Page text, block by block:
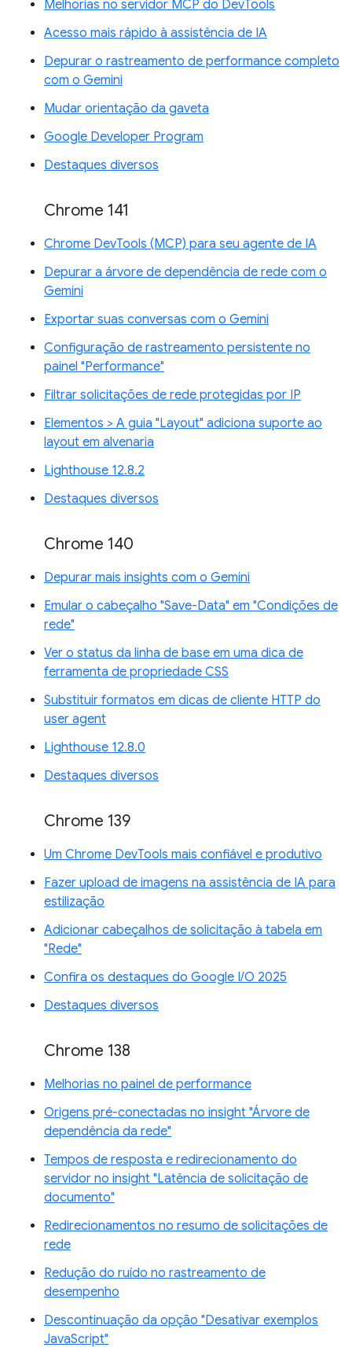
Melhorias no servidor MCP do DevTools
Acesso mais rápido à assistência de IA
Depurar o rastreamento de performance completo
com o Gemini
Mudar orientação da gaveta
Google Developer Program
Destaques diversos
Chrome 141
Chrome DevTools (MCP) para seu agente de IA
Depurar a árvore de dependência de rede com o
Gemini
Exportar suas conversas com o Gemini
Configuração de rastreamento persistente no
painel "Performance"
Filtrar solicitações de rede protegidas por IP
Elementos > A guia "Layout" adiciona suporte ao
layout em alvenaria
Lighthouse 12.8.2
Destaques diversos
Chrome 140
Depurar mais insights com o Gemini
Emular o cabeçalho "Save-Data" em "Condições de
rede"
Ver o status da linha de base em uma dica de
ferramenta de propriedade CSS
Substituir formatos em dicas de cliente HTTP do
user agent
Lighthouse 12.8.0
Destaques diversos
Chrome 139
Um Chrome DevTools mais confiável e produtivo
Fazer upload de imagens na assistência de IA para
estilização
Adicionar cabeçalhos de solicitação à tabela em
"Rede"
Confira os destaques do Google I/O 2025
Destaques diversos
Chrome 138
Melhorias no painel de performance
Origens pré-conectadas no insight "Árvore de
dependência da rede"
Tempos de resposta e redirecionamento do
servidor no insight "Latência de solicitação de
documento"
Redirecionamentos no resumo de solicitações de
rede
Redução do ruído no rastreamento de
desempenho
Descontinuação da opção "Desativar exemplos
JavaScript"